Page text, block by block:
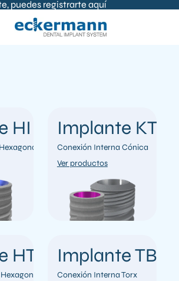
puedes registrarte aquí
HI Implante KT
Conexión Interna Cónica
Ver productos
HT Implante TBS
Conexión Interna Torx